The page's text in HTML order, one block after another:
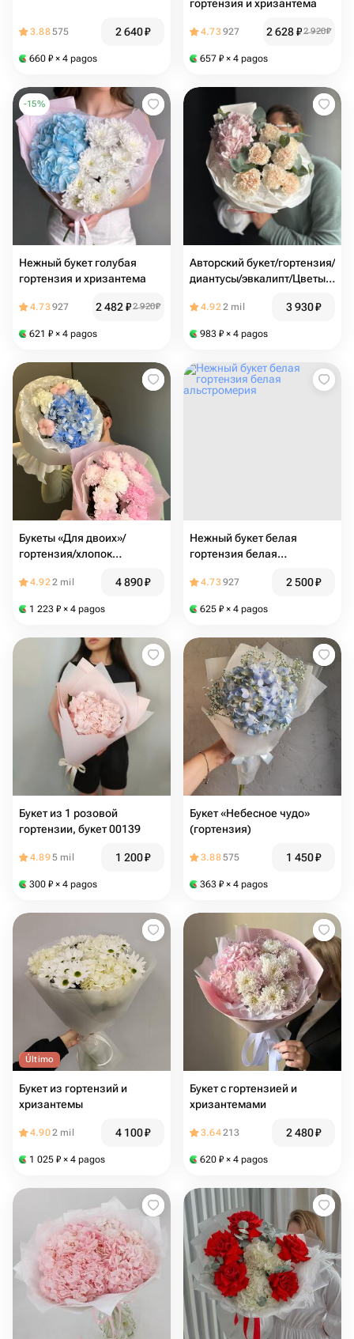
3.88575 2 640₽
660 ₽ × 4 pagos
гортензия и хризантема
4.73927 2 628₽2 920₽
657 ₽ × 4 pagos
-15%
Нежный букет голубая
гортензия и хризантема
4.73927 2 482₽2 920₽
621 ₽ × 4 pagos
Авторский букет/гортензия/
диантусы/эвкалипт/Цветы
Магнитогорск
4.922 mil 3 930₽
983 ₽ × 4 pagos
Букеты «Для двоих»/
гортензия/хлопок
кустовая хризантема
доставка Магнитогорск
4.922 mil 4 890₽
1 223 ₽ × 4 pagos
Нежный букет белая
гортензия белая
4.73927 2 500₽
625 ₽ × 4 pagos
Букет из 1 розовой
гортензии, букет 00139
4.895 mil 1 200₽
300 ₽ × 4 pagos
Букет «Небесное чудо»
(гортензия)
3.88575 1 450₽
363 ₽ × 4 pagos
Último
Букет из гортензий и
хризантемы
4.902 mil 4 100₽
1 025 ₽ × 4 pagos
Букет с гортензией и
хризантемами
3.64213 2 480₽
620 ₽ × 4 pagos